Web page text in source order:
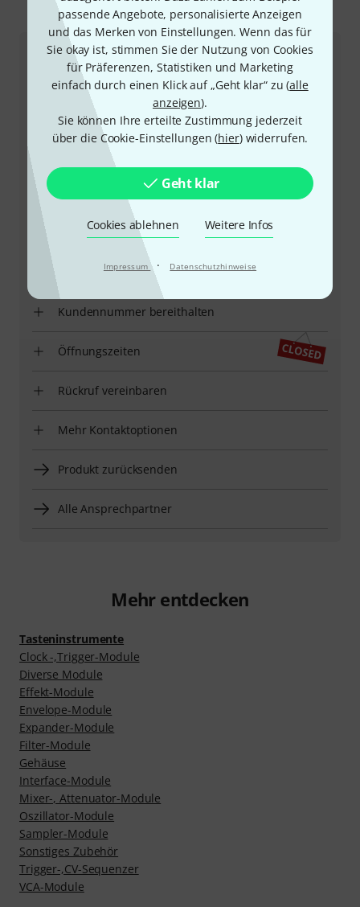
passende Angebote, personalisierte Anzeigen
und das Merken von Einstellungen. Wenn das für
Sie okay ist, stimmen Sie der Nutzung von Cookies
für Präferenzen, Statistiken und Marketing
einfach durch einen Klick auf „Geht klar“ zu (alle
anzeigen).
Sie können Ihre erteilte Zustimmung jederzeit
über die Cookie-Einstellungen (hier) widerrufen.
Geht klar
Cookies ablehnen Weitere Infos
Impressum · Datenschutzhinweise
So erreichen Sie uns
Kundenservice
+43-13850157
Unser Thomann Team Kundenservice steht Ihnen bei
allen Fragen und Problemen nach dem Kauf zur Seite.
Kundennummer bereithalten
Öffnungszeiten
Rückruf vereinbaren
Mehr Kontaktoptionen
Produkt zurücksenden
Alle Ansprechpartner
Mehr entdecken
Tasteninstrumente
Clock -,Trigger-Module
Diverse Module
Effekt-Module
Envelope-Module
Expander-Module
Filter-Module
Gehäuse
Interface-Module
Mixer-, Attenuator-Module
Oszillator-Module
Sampler-Module
Sonstiges Zubehör
Trigger-,CV-Sequenzer
VCA-Module